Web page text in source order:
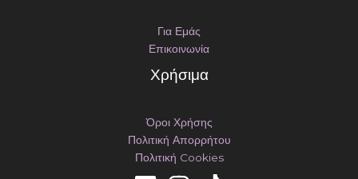
Για Εμάς
Επικοινωνία
Χρήσιμα
Όροι Χρήσης
Πολιτική Απορρήτου
Πολιτική Cookies